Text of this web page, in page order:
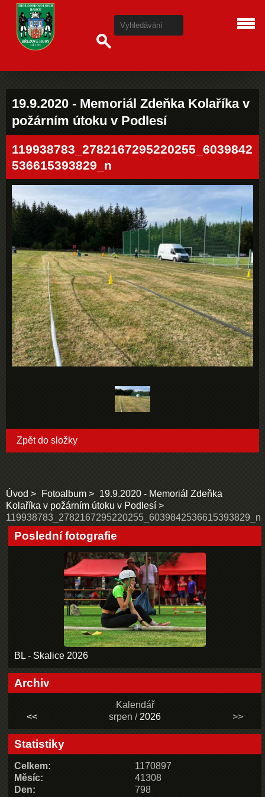
19.9.2020 - Memoriál Zdeňka Kolaříka v
požárním útoku v Podlesí
119938783_2782167295220255_6039842
536615393829_n
Zpět do složky
Úvod Fotoalbum
19.9.2020 - Memoriál Zdeňka
Kolaříka v požárním útoku v Podlesí
119938783_2782167295220255_6039842536615393829_n
Poslední fotografie
BL - Skalice 2026
Archiv
Kalendář
<<
srpen / 2026 >>
Statistiky
Celkem:
1170897
Měsíc:
41308
Den:
798